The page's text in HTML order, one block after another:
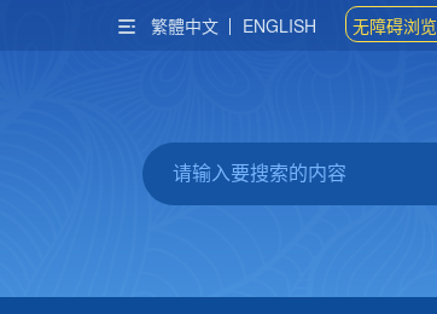
繁體中文 ENGLISH 无障碍浏览